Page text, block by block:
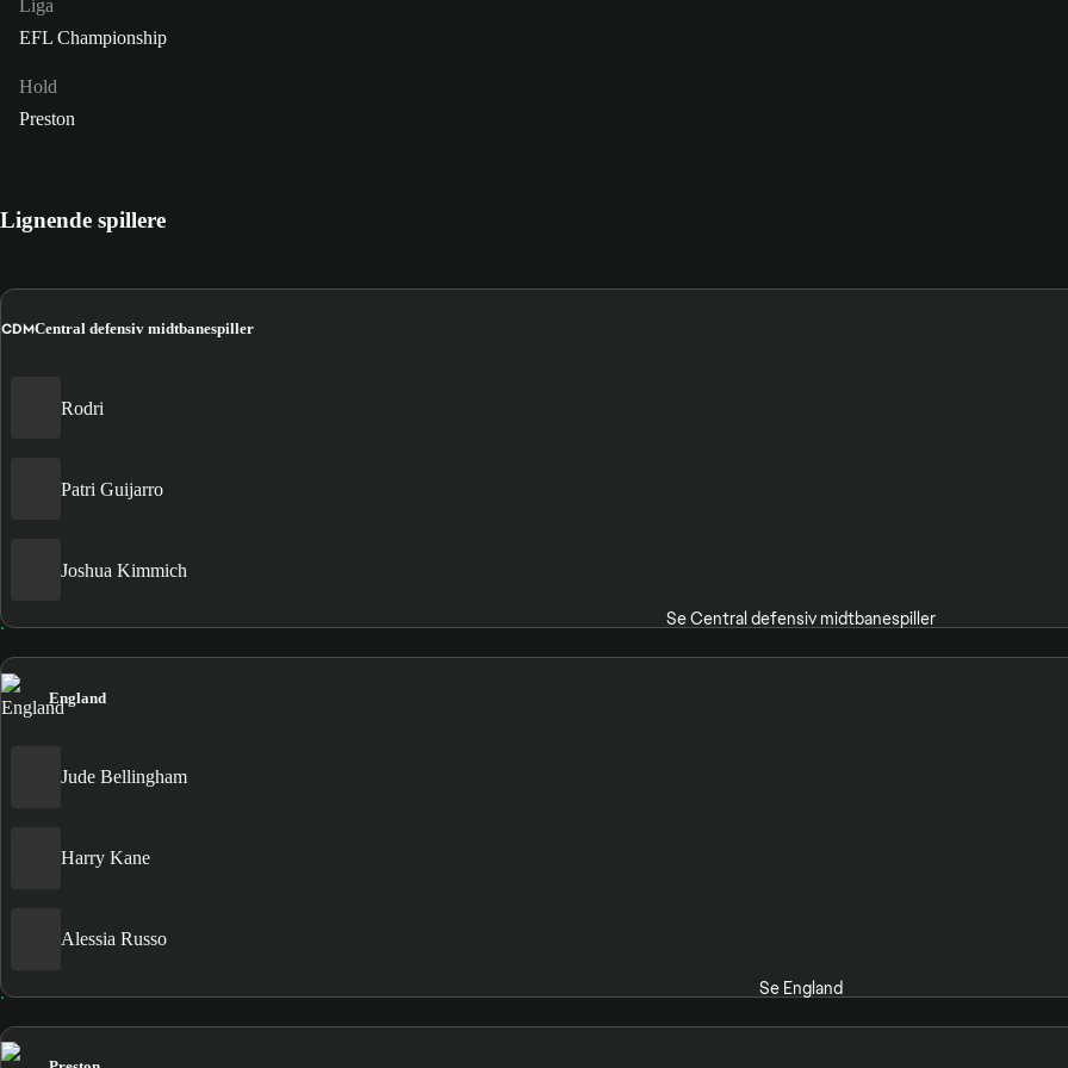
Liga
EFL Championship
Hold
Preston
Lignende spillere
CDMCentral defensiv midtbanespiller
Rodri
Patri Guijarro
Joshua Kimmich
Se Central defensiv midtbanespiller
England
Jude Bellingham
Harry Kane
Alessia Russo
Se England